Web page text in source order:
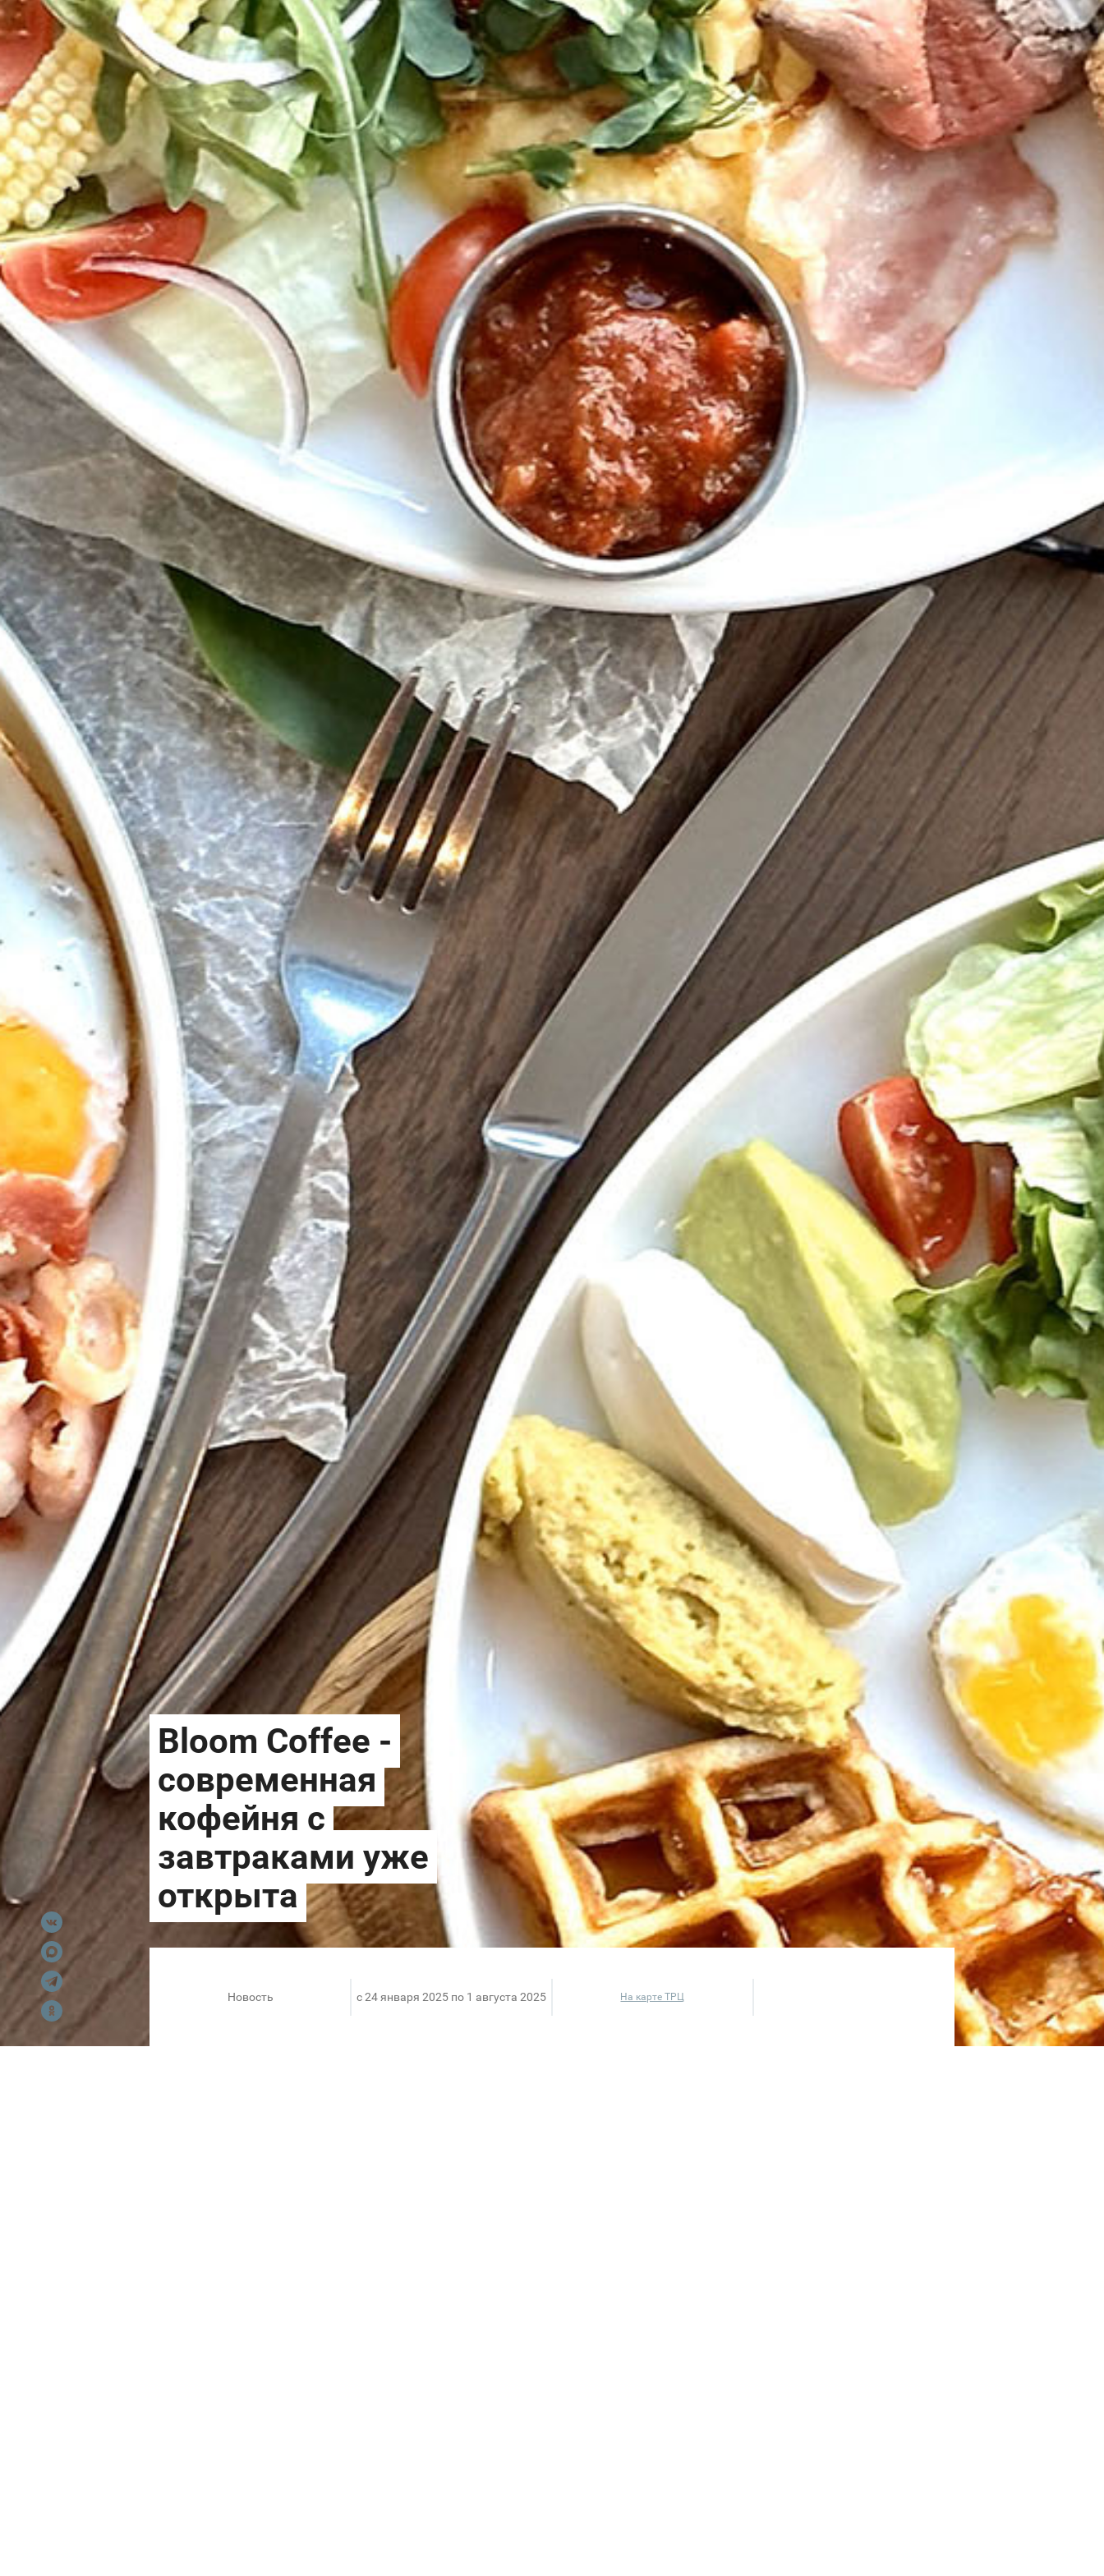
Новость c 24 января 2025 по 1 августа 2025 На карте ТРЦ